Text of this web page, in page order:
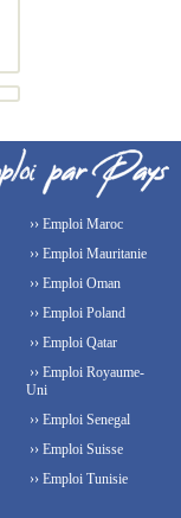
›› Emploi Maroc
›› Emploi Mauritanie
›› Emploi Oman
›› Emploi Poland
›› Emploi Qatar
›› Emploi Royaume-
Uni
›› Emploi Senegal
›› Emploi Suisse
›› Emploi Tunisie